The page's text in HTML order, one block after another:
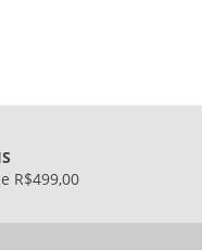
R$499,00